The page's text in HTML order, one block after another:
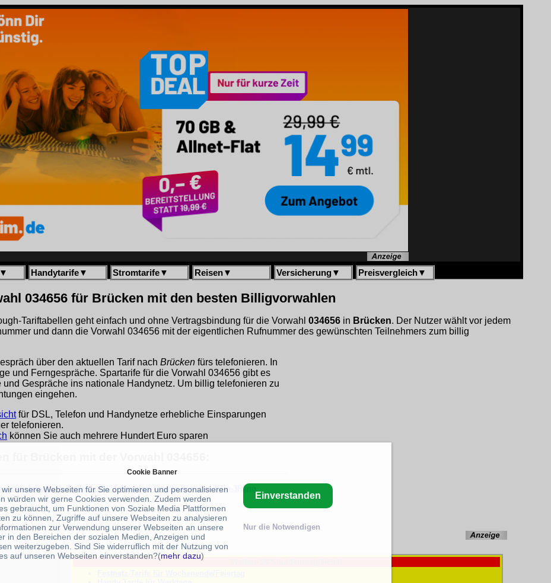
▼ Handytarife▼ Stromtarife▼ Reisen▼ Versicherung▼ Preisvergleich▼
034656 für Brücken mit den besten Billigvorwahlen
Tariftabellen geht einfach und ohne Vertragsbindung für die Vorwahl 034656 in Brücken. Der Nutzer wählt vor jedem
und dann die Vorwahl 034656 mit der eigentlichen Rufnummer des gewünschten Teilnehmers zum billig
über den aktuellen Tarif nach Brücken fürs telefonieren. In
und Ferngespräche. Spartarife für die Vorwahl 034656 gibt es
Gespräche ins nationale Handynetz. Um billig telefonieren zu
eingehen.
für DSL, Telefon und Handynetze erhebliche Einsparungen
telefonieren.
können Sie auch mehrere Hundert Euro sparen
für Brücken mit der Vorwahl 034656:
telefontarife/Calltrough-24 Stunden-Tabelle-Werktag-1Min-3Rang
Cookie Banner
wir unsere Webseiten für Sie optimieren und personalisieren
würden wir gerne Cookies verwenden. Zudem werden
gebraucht, um Funktionen von Soziale Media Plattformen
zu können, Zugriffe auf unsere Webseiten zu analysieren
zur Verwendung unserer Webseiten an unsere
in den Bereichen der sozialen Medien, Anzeigen und
weiterzugeben. Sind Sie widerruflich mit der Nutzung von
auf unseren Webseiten einverstanden?(mehr dazu)
Einverstanden
Nur die Notwendigen